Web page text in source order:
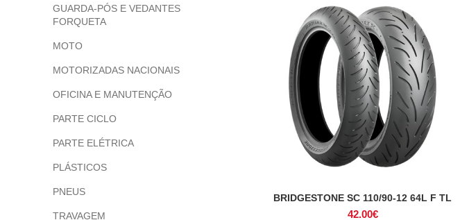
GUARDA-PÓS E VEDANTES
FORQUETA
MOTO
MOTORIZADAS NACIONAIS
OFICINA E MANUTENÇÃO
PARTE CICLO
PARTE ELÉTRICA
PLÁSTICOS
PNEUS
TRAVAGEM
ADICIONAR
BRIDGESTONE SC 110/90-12 64L F TL
42.00€